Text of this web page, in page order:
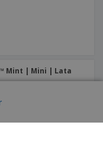
Mint | Mini | Lata